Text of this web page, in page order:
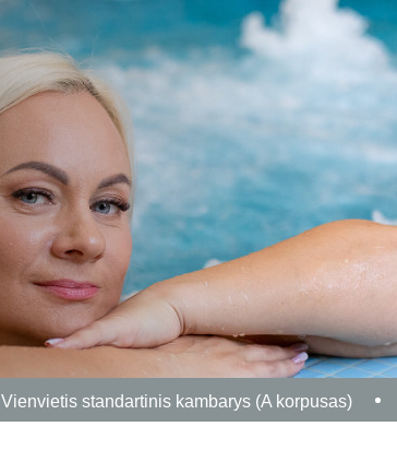
Vienvietis standartinis kambarys (A korpusas)